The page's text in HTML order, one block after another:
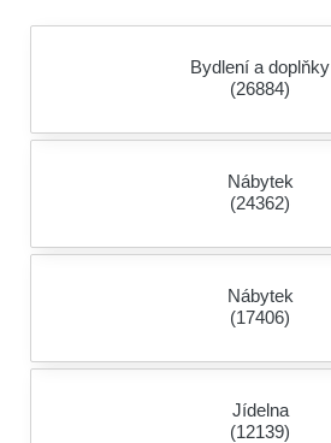
Bydlení a doplňky
(26884)
Nábytek
(24362)
Nábytek
(17406)
Jídelna
(12139)